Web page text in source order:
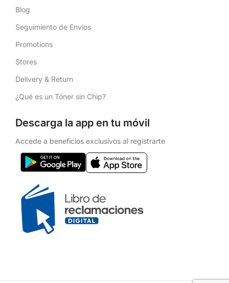
Blog
Seguimiento de Envíos
Promotions
Stores
Delivery & Return
¿Qué es un Tóner sin Chip?
Descarga la app en tu móvil
Accede a beneficios exclusivos al registrarte